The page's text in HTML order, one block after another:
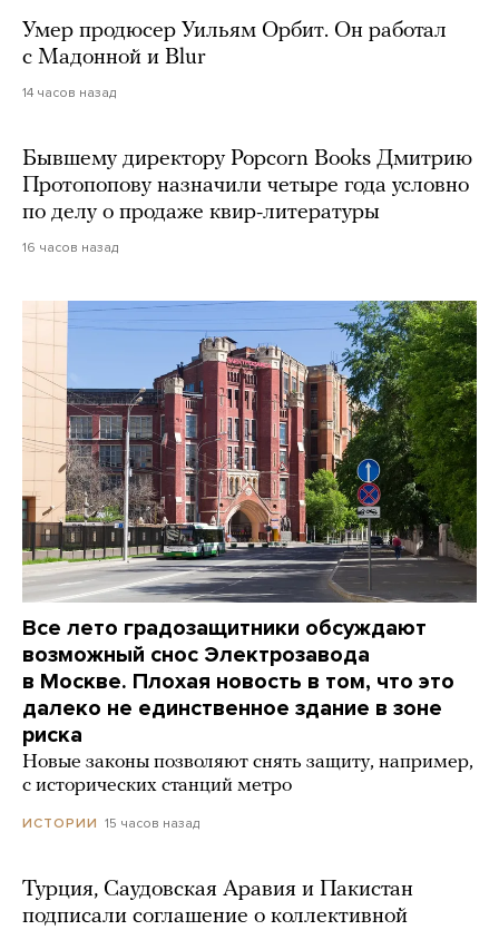
Умер продюсер Уильям Орбит. Он работал
с Мадонной и Blur
14 часов назад
Бывшему директору Popcorn Books Дмитрию
Протопопову назначили четыре года условно
по делу о продаже квир-литературы
16 часов назад
Все лето градозащитники обсуждают
возможный снос Электрозавода
в Москве. Плохая новость в том, что это
далеко не единственное здание в зоне
риска
Новые законы позволяют снять защиту, например,
с исторических станций метро
ИСТОРИИ 15 часов назад
Турция, Саудовская Аравия и Пакистан
подписали соглашение о коллективной